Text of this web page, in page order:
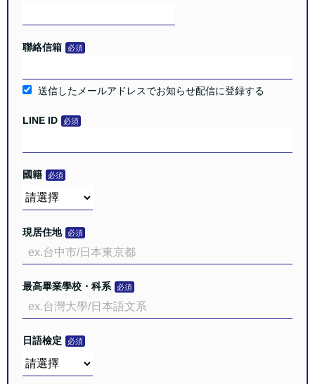
聯絡信箱
送信したメールアドレスでお知らせ配信に登録する
LINE ID
國籍
現居住地
最高畢業學校・科系
日語檢定